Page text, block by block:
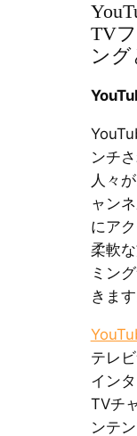
TV
ング
ンチ
人々
ャン
にア
柔軟
ミン
きます
テレ
イン
TVチ
ンテ